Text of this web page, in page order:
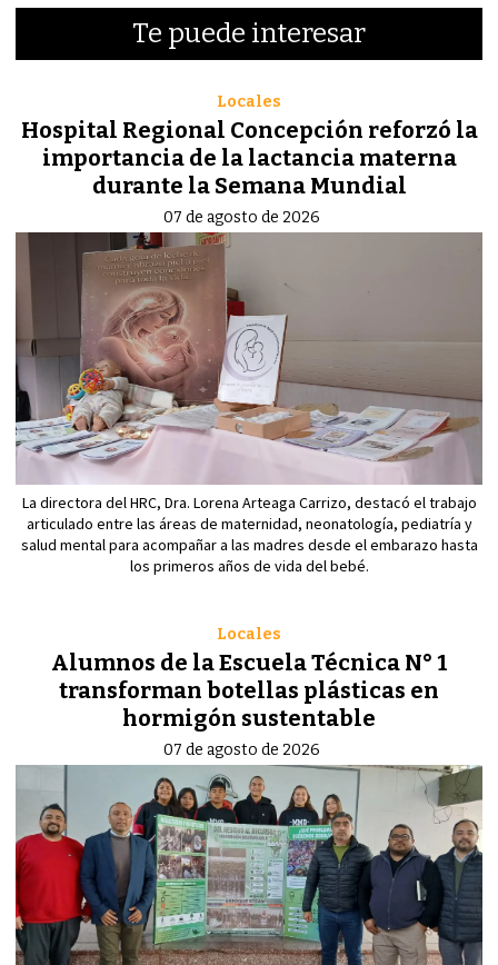
Te puede interesar
Hospital Regional Concepción reforzó la
importancia de la lactancia materna
durante la Semana Mundial
Locales
07 de agosto de 2026
La directora del HRC, Dra. Lorena Arteaga Carrizo, destacó el trabajo
articulado entre las áreas de maternidad, neonatología, pediatría y
salud mental para acompañar a las madres desde el embarazo hasta
los primeros años de vida del bebé.
Alumnos de la Escuela Técnica N° 1
transforman botellas plásticas en
hormigón sustentable
Locales
07 de agosto de 2026